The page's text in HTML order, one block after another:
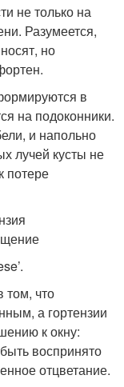
не только на
Разумеется,
но
в
на подоконники.
и напольно
лучей кусты не
потере
том, что
а гортензии
к окну:
воспринято
отцветание.